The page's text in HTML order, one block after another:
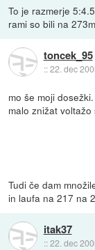
To je razmerje
rami so bili na
toncek_95
::22. dec
mo še moji
malo znižat
Tudi če dam
in laufa na 217 na
itak37
::22. dec